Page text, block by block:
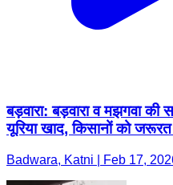
बड़वारा: बड़वारा व मझगवा की
यूरिया खाद, किसानों को
Badwara, Katni | Feb 17,